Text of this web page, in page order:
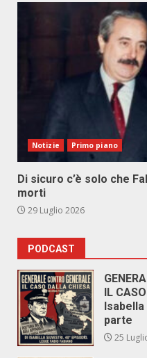
Notizie Primo piano
Di sicuro c’è solo che
morti
29 Luglio 2026
PODCAST
IL
parte
25